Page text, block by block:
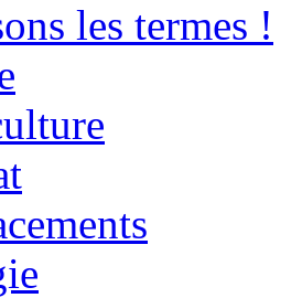
les termes !